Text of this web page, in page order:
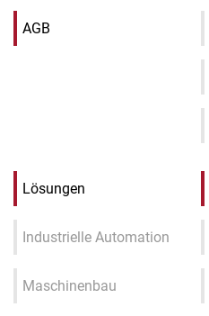
AGB
Lösungen
Industrielle Automation
Maschinenbau